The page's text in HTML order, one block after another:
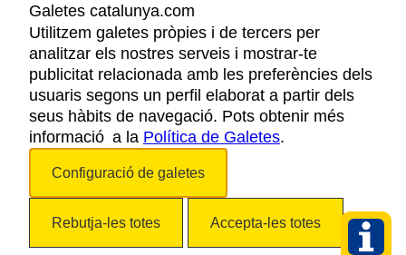
AVÍS LEGAL
POLÍTICA DE PRIVACITAT
COOKIES
ACCESSIBILITAT
Galetes catalunya.com
Utilitzem galetes pròpies i de tercers per
analitzar els nostres serveis i mostrar-te
publicitat relacionada amb les preferències dels
usuaris segons un perfil elaborat a partir dels
seus hàbits de navegació. Pots obtenir més
informació a la Política de Galetes.
Configuració de galetes
Rebutja-les totes Accepta-les totes